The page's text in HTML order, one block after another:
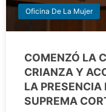
Oficina De La Mujer
COMENZÓ LA
CRIANZA Y
LA PRESENCIA
SUPREMA